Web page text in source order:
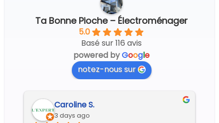
Ta Bonne Pioche – Électroménager
5.0
Basé sur 116 avis
powered byGoogle
notez-nous sur
Regine G.
5 days ago